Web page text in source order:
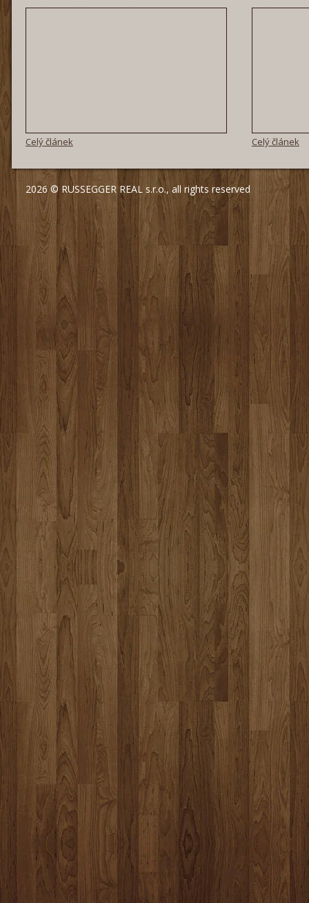
Celý článek Celý článek
2026 © RUSSEGGER REAL s.r.o., all rights reserved